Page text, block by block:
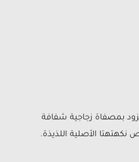
مقاوم للحرارة, بتصميم أنيق فاخر وبسعة 400 مل, مزود بمصفاة زجاجية شفافة
الأصلية اللذيذة.